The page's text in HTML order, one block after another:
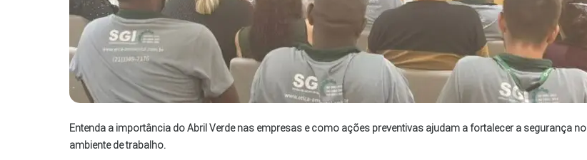
Entenda a importância do Abril Verde nas empresas e como ações preventivas ajudam a fortalecer a segurança no
ambiente de trabalho.